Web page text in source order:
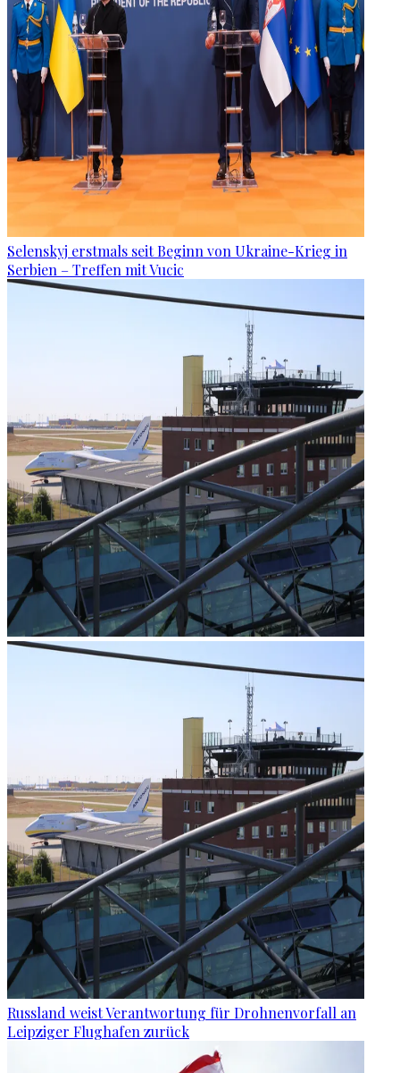
Selenskyj erstmals seit Beginn von Ukraine-Krieg in
Serbien – Treffen mit Vucic
Russland weist Verantwortung für Drohnenvorfall an
Leipziger Flughafen zurück